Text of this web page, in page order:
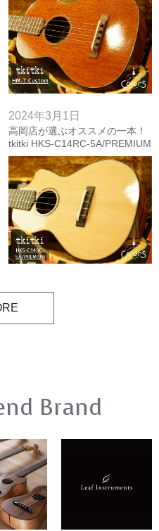
2024年3月1日
高岡店が選ぶオススメの一本！
tkitki HKS-C14RC-5A/PREMIUM
【試奏動画付き】
Brand